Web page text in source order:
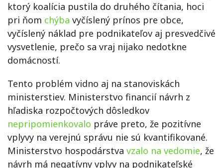
ktorý koalícia pustila do druhého čítania, hoci
pri ňom chýba vyčíslený prínos pre obce,
vyčíslený náklad pre podnikateľov aj presvedčivé
vysvetlenie, prečo sa vraj nijako nedotkne
domácností.
Tento problém vidno aj na stanoviskách
ministerstiev. Ministerstvo financií návrh z
hľadiska rozpočtových dôsledkov
nepripomienkovalo práve preto, že pozitívne
vplyvy na verejnú správu nie sú kvantifikované.
Ministerstvo hospodárstva vzalo na vedomie, že
návrh má negatívny vplyv na podnikateľské